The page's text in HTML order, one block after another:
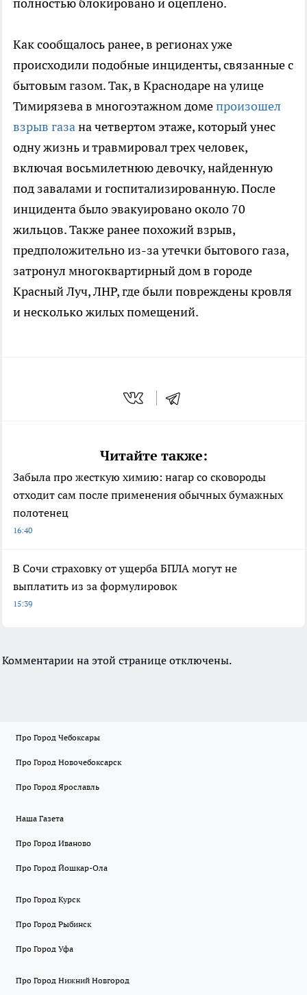
полностью блокировано и оцеплено.
Как сообщалось ранее, в регионах уже
происходили подобные инциденты, связанные с
бытовым газом. Так, в Краснодаре на улице
Тимирязева в многоэтажном домепроизошел
взрыв газана четвертом этаже, который унес
одну жизнь и травмировал трех человек,
включая восьмилетнюю девочку, найденную
под завалами и госпитализированную. После
инцидента было эвакуировано около 70
жильцов. Также ранее похожий взрыв,
предположительно из-за утечки бытового газа,
затронул многоквартирный дом в городе
Красный Луч, ЛНР, где были повреждены кровля
и несколько жилых помещений.
Читайте также:
Забыла про жесткую химию: нагар со сковороды
отходит сам после применения обычных бумажных
полотенец
16:40
В Сочи страховку от ущерба БПЛА могут не
выплатить из за формулировок
15:39
Комментарии на этой странице отключены.
Про Город Чебоксары
Про Город Новочебоксарск
Про Город Ярославль
Наша Газета
Про Город Иваново
Про Город Йошкар-Ола
Про Город Курск
Про Город Рыбинск
Про Город Уфа
Про Город Нижний Новгород